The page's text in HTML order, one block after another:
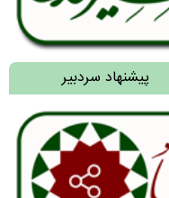
پیشنهاد سردبیر